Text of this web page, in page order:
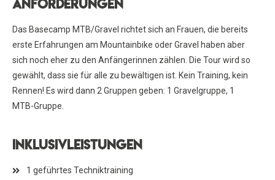
Anforderungen
Das Basecamp MTB/Gravel richtet sich an Frauen, die bereits
erste Erfahrungen am Mountainbike oder Gravel haben aber
sich noch eher zu den Anfängerinnen zählen. Die Tour wird so
gewählt, dass sie für alle zu bewältigen ist. Kein Training, kein
Rennen! Es wird dann 2 Gruppen geben: 1 Gravelgruppe, 1
MTB-Gruppe.
Inklusivleistungen
1 geführtes Techniktraining